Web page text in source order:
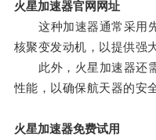
火星加速器官网网址
这种加速器通常采用先
核聚变发动机，以提供强
此外，火星加速器还需
性能，以确保航天器的安
火星加速器免费试用